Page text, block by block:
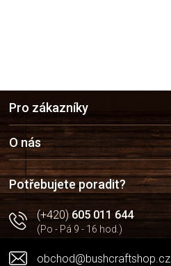
a
t
í
Pro zákazníky
O nás
Potřebujete poradit?
(+420)605 011 644
(Po - Pá 9 - 16 hod.)
obchod@bushcraftshop.cz